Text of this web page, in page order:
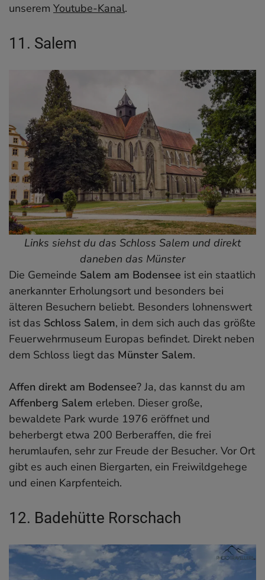
unserem Youtube-Kanal.
11. Salem
Links siehst du das Schloss Salem und direkt
daneben das Münster
Die Gemeinde Salem am Bodensee ist ein staatlich
anerkannter Erholungsort und besonders bei
älteren Besuchern beliebt. Besonders lohnenswert
ist das Schloss Salem, in dem sich auch das größte
Feuerwehrmuseum Europas befindet. Direkt neben
dem Schloss liegt das Münster Salem.
Affen direkt am Bodensee? Ja, das kannst du am
Affenberg Salem erleben. Dieser große,
bewaldete Park wurde 1976 eröffnet und
beherbergt etwa 200 Berberaffen, die frei
herumlaufen, sehr zur Freude der Besucher. Vor Ort
gibt es auch einen Biergarten, ein Freiwildgehege
und einen Karpfenteich.
12. Badehütte Rorschach